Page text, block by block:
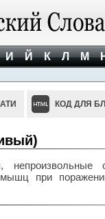
И Й К Л М
КОД ДЛЯ
при